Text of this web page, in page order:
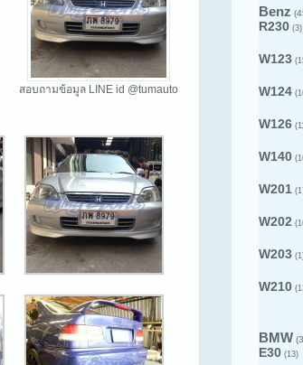
สอบถามข้อมูล LINE id @tumauto
Benz
R230 (3)
W123
W124
W126
W140
W201
W202
W203
W210
BMW
E30 (13)